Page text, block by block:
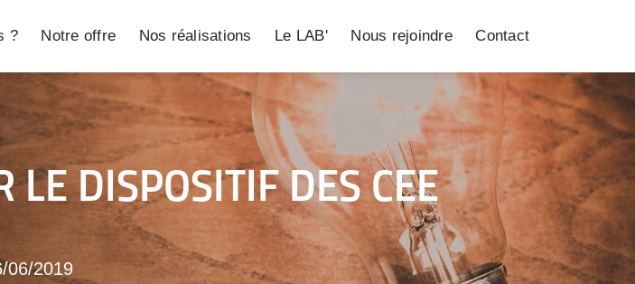
? Notre offre Nos réalisations Le LAB' Nous rejoindre Contact
LE DISPOSITIF DES CEE
06/2019